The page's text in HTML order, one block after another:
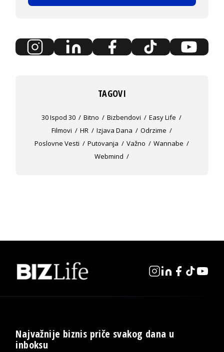
TAGOVI
30 Ispod 30 Bitno Bizbendovi
Easy Life
Filmovi
HR Izjava Dana
Odrzime
Poslovne Vesti
Putovanja Važno
Wannabe
Webmind
Najvažnije biznis priče svakog dana u
inboksu